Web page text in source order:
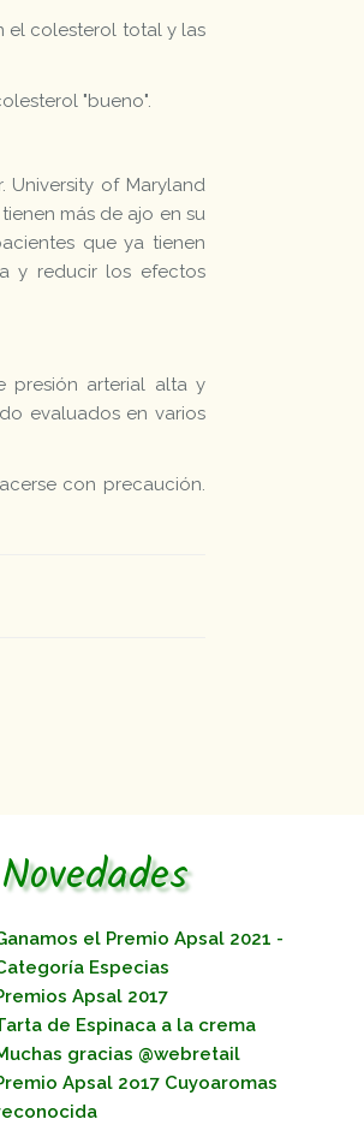
el colesterol total y las
"bueno".
of Maryland
más de ajo en su
que ya tienen
y reducir los efectos
presión arterial alta y
evaluados en varios
con precaución.
Novedades
el Premio Apsal 2021 -
Especias
Apsal 2017
de Espinaca a la crema
gracias @webretail
Apsal 2o17 Cuyoaromas